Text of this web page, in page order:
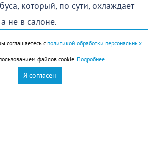
который, по сути, охлаждает
не в салоне.
окно в маршрутке все же
успокоилась и автобус
соглашаетесь с политикой обработки персональных
файлов cookie. Подробнее
Я согласен